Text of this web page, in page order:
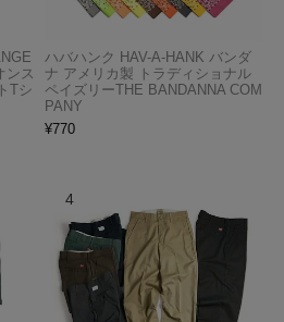
ンス
Tシ
ハバハンク HAV-A-HANK バンダ
ナ アメリカ製 トラディショナル
ペイズリーTHE BANDANNA COM
PANY
¥770